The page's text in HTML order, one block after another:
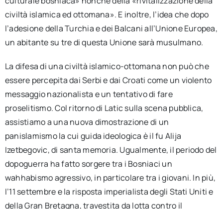
civiltà islamica ed ottomana». E inoltre, l’idea che dopo
l’adesione della Turchia e dei Balcani all’Unione Europea,
un abitante su tre di questa Unione sarà musulmano.
La difesa di una civiltà islamico-ottomana non può che
essere percepita dai Serbi e dai Croati come un violento
messaggio nazionalista e un tentativo di fare
proselitismo. Col ritorno di Latic sulla scena pubblica,
assistiamo a una nuova dimostrazione di un
panislamismo la cui guida ideologica è il fu Alija
Izetbegovic, di santa memoria. Ugualmente, il periodo del
dopoguerra ha fatto sorgere tra i Bosniaci un
wahhabismo agressivo, in particolare tra i giovani. In più,
l’11 settembre e la risposta imperialista degli Stati Uniti e
della Gran Bretagna, travestita da lotta contro il